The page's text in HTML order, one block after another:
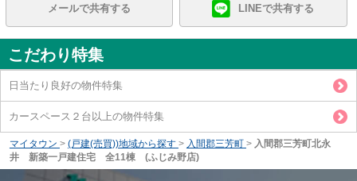
メールで共有する LINEで共有する
こだわり特集
日当たり良好の物件特集
カースペース２台以上の物件特集
マイタウン > (戸建(売買))地域から探す > 入間郡三芳町 > 入間郡三芳町北永
井 新築一戸建住宅 全11棟 (ふじみ野店)